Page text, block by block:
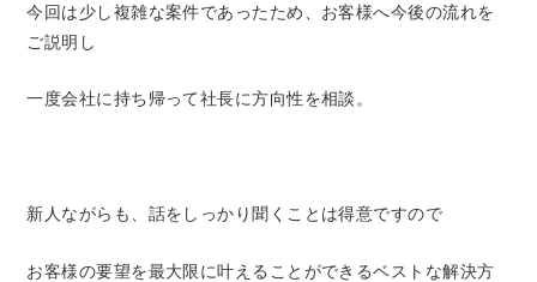
今回は少し複雑な案件であったため、お客様へ今後の流れを
ご説明し
一度会社に持ち帰って社長に方向性を相談。
新人ながらも、話をしっかり聞くことは得意ですので
お客様の要望を最大限に叶えることができるベストな解決方